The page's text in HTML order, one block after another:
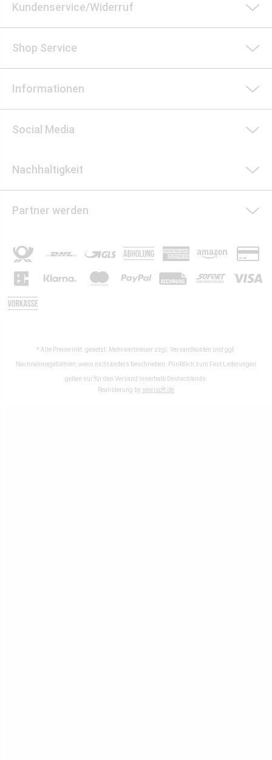
Kundenservice/Widerruf
Shop Service
Informationen
Social Media
Nachhaltigkeit
Partner werden
* Alle Preise inkl. gesetzl. Mehrwertsteuer zzgl. Versandkosten und ggf.
Nachnahmegebühren, wenn nicht anders beschrieben. Pünktlich zum Fest Lieferungen
gelten nur für den Versand innerhalb Deutschlands.
Realisierung by sewisoft.de